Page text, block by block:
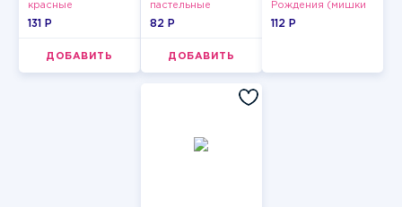
красные
131 P
ДОБАВИТЬ
пастельные
82 P
ДОБАВИТЬ
Рождения (мишки
и тортики)
112 P